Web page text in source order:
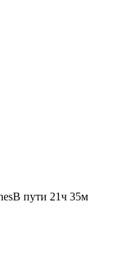
В пути 21ч 35м